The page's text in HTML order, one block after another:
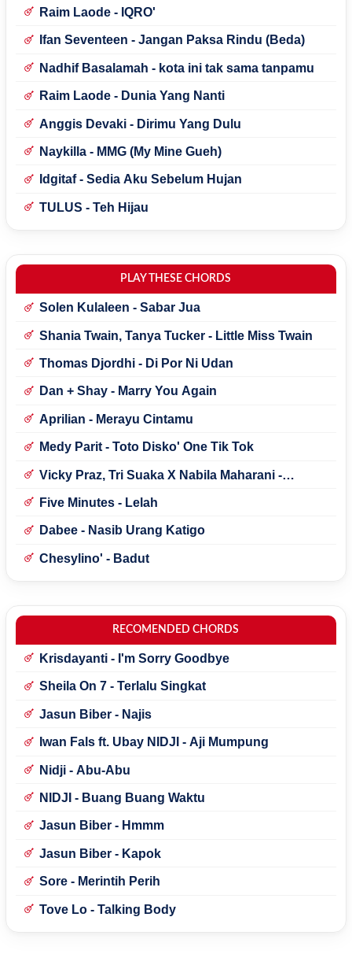
Raim Laode - IQRO'
Ifan Seventeen - Jangan Paksa Rindu (Beda)
Nadhif Basalamah - kota ini tak sama tanpamu
Raim Laode - Dunia Yang Nanti
Anggis Devaki - Dirimu Yang Dulu
Naykilla - MMG (My Mine Gueh)
Idgitaf - Sedia Aku Sebelum Hujan
TULUS - Teh Hijau
PLAY THESE CHORDS
Solen Kulaleen - Sabar Jua
Shania Twain, Tanya Tucker - Little Miss Twain
Thomas Djordhi - Di Por Ni Udan
Dan + Shay - Marry You Again
Aprilian - Merayu Cintamu
Medy Parit - Toto Disko' One Tik Tok
Vicky Praz, Tri Suaka X Nabila Maharani -
Five Minutes - Lelah
Dabee - Nasib Urang Katigo
Chesylino' - Badut
RECOMENDED CHORDS
Krisdayanti - I'm Sorry Goodbye
Sheila On 7 - Terlalu Singkat
Jasun Biber - Najis
Iwan Fals ft. Ubay NIDJI - Aji Mumpung
Nidji - Abu-Abu
NIDJI - Buang Buang Waktu
Jasun Biber - Hmmm
Jasun Biber - Kapok
Sore - Merintih Perih
Tove Lo - Talking Body